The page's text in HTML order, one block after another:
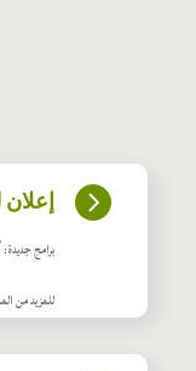
 إعلان
برامج
للمزيد من